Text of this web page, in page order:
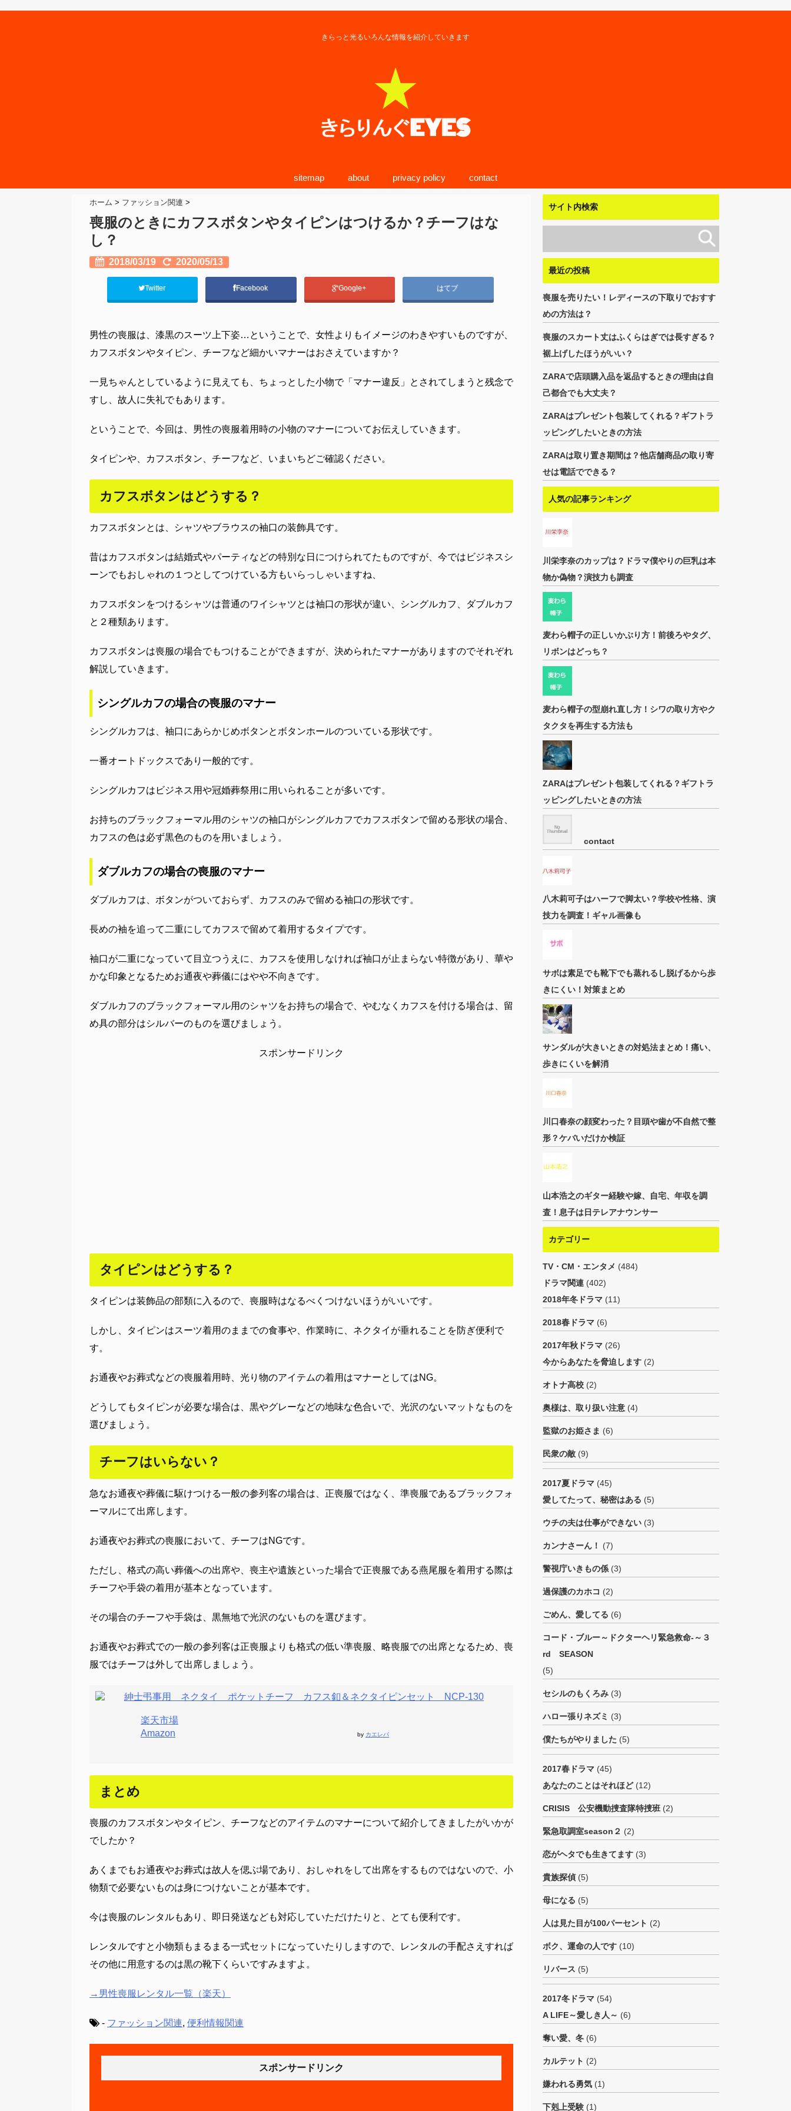
きらっと光るいろんな情報を紹介していきます
sitemap about privacy policy contact
ホーム > ファッション関連 >
喪服のときにカフスボタンやタイピンはつけるか？チーフはな
し？
2018/03/19 2020/05/13
Twitter Facebook Google+ はてブ
男性の喪服は、漆黒のスーツ上下姿…ということで、女性よりもイメージのわきやすいものですが、
カフスボタンやタイピン、チーフなど細かいマナーはおさえていますか？
一見ちゃんとしているように見えても、ちょっとした小物で「マナー違反」とされてしまうと残念で
すし、故人に失礼でもあります。
ということで、今回は、男性の喪服着用時の小物のマナーについてお伝えしていきます。
タイピンや、カフスボタン、チーフなど、いまいちどご確認ください。
カフスボタンはどうする？
カフスボタンとは、シャツやブラウスの袖口の装飾具です。
昔はカフスボタンは結婚式やパーティなどの特別な日につけられてたものですが、今ではビジネスシ
ーンでもおしゃれの１つとしてつけている方もいらっしゃいますね、
カフスボタンをつけるシャツは普通のワイシャツとは袖口の形状が違い、シングルカフ、ダブルカフ
と２種類あります。
カフスボタンは喪服の場合でもつけることができますが、決められたマナーがありますのでそれぞれ
解説していきます。
シングルカフの場合の喪服のマナー
シングルカフは、袖口にあらかじめボタンとボタンホールのついている形状です。
一番オートドックスであり一般的です。
シングルカフはビジネス用や冠婚葬祭用に用いられることが多いです。
お持ちのブラックフォーマル用のシャツの袖口がシングルカフでカフスボタンで留める形状の場合、
カフスの色は必ず黒色のものを用いましょう。
ダブルカフの場合の喪服のマナー
ダブルカフは、ボタンがついておらず、カフスのみで留める袖口の形状です。
長めの袖を追って二重にしてカフスで留めて着用するタイプです。
袖口が二重になっていて目立つうえに、カフスを使用しなければ袖口が止まらない特徴があり、華や
かな印象となるためお通夜や葬儀にはやや不向きです。
ダブルカフのブラックフォーマル用のシャツをお持ちの場合で、やむなくカフスを付ける場合は、留
め具の部分はシルバーのものを選びましょう。
スポンサードリンク
タイピンはどうする？
タイピンは装飾品の部類に入るので、喪服時はなるべくつけないほうがいいです。
しかし、タイピンはスーツ着用のままでの食事や、作業時に、ネクタイが垂れることを防ぎ便利で
す。
お通夜やお葬式などの喪服着用時、光り物のアイテムの着用はマナーとしてはNG。
どうしてもタイピンが必要な場合は、黒やグレーなどの地味な色合いで、光沢のないマットなものを
選びましょう。
チーフはいらない？
急なお通夜や葬儀に駆けつける一般の参列客の場合は、正喪服ではなく、準喪服であるブラックフォ
ーマルにて出席します。
お通夜やお葬式の喪服において、チーフはNGです。
ただし、格式の高い葬儀への出席や、喪主や遺族といった場合で正喪服である燕尾服を着用する際は
チーフや手袋の着用が基本となっています。
その場合のチーフや手袋は、黒無地で光沢のないものを選びます。
お通夜やお葬式での一般の参列客は正喪服よりも格式の低い準喪服、略喪服での出席となるため、喪
服ではチーフは外して出席しましょう。
紳士弔事用 ネクタイ ポケットチーフ カフス釦＆ネクタイピンセット NCP-130
楽天市場
Amazon
by カエレバ
まとめ
喪服のカフスボタンやタイピン、チーフなどのアイテムのマナーについて紹介してきましたがいかが
でしたか？
あくまでもお通夜やお葬式は故人を偲ぶ場であり、おしゃれをして出席をするものではないので、小
物類で必要ないものは身につけないことが基本です。
今は喪服のレンタルもあり、即日発送なども対応していただけたりと、とても便利です。
レンタルですと小物類もまるまる一式セットになっていたりしますので、レンタルの手配さえすれば
その他に用意するのは黒の靴下くらいですみますよ。
→男性喪服レンタル一覧（楽天）
- ファッション関連, 便利情報関連
スポンサードリンク
サイト内検索
最近の投稿
喪服を売りたい！レディースの下取りでおすす
めの方法は？
喪服のスカート丈はふくらはぎでは長すぎる？
裾上げしたほうがいい？
ZARAで店頭購入品を返品するときの理由は自
己都合でも大丈夫？
ZARAはプレゼント包装してくれる？ギフトラ
ッピングしたいときの方法
ZARAは取り置き期間は？他店舗商品の取り寄
せは電話でできる？
人気の記事ランキング
川栄李奈のカップは？ドラマ僕やりの巨乳は本
物か偽物？演技力も調査
麦わら帽子の正しいかぶり方！前後ろやタグ、
リボンはどっち？
麦わら帽子の型崩れ直し方！シワの取り方やク
タクタを再生する方法も
ZARAはプレゼント包装してくれる？ギフトラ
ッピングしたいときの方法
contact
八木莉可子はハーフで脚太い？学校や性格、演
技力を調査！ギャル画像も
サボは素足でも靴下でも蒸れるし脱げるから歩
きにくい！対策まとめ
サンダルが大きいときの対処法まとめ！痛い、
歩きにくいを解消
川口春奈の顔変わった？目頭や歯が不自然で整
形？ケバいだけか検証
山本浩之のギター経験や嫁、自宅、年収を調
査！息子は日テレアナウンサー
カテゴリー
TV・CM・エンタメ (484)
ドラマ関連 (402)
2018年冬ドラマ (11)
2018春ドラマ (6)
2017年秋ドラマ (26)
今からあなたを脅迫します (2)
オトナ高校 (2)
奥様は、取り扱い注意 (4)
監獄のお姫さま (6)
民衆の敵 (9)
2017夏ドラマ (45)
愛してたって、秘密はある (5)
ウチの夫は仕事ができない (3)
カンナさーん！ (7)
警視庁いきもの係 (3)
過保護のカホコ (2)
ごめん、愛してる (6)
コード・ブルー～ドクターヘリ緊急救命-～３
rd SEASON
(5)
セシルのもくろみ (3)
ハロー張りネズミ (3)
僕たちがやりました (5)
2017春ドラマ (45)
あなたのことはそれほど(12)
CRISIS 公安機動捜査隊特捜班 (2)
緊急取調室season２ (2)
恋がヘタでも生きてます (3)
貴族探偵 (5)
母になる (5)
人は見た目が100パーセント (2)
ボク、運命の人です (10)
リバース (5)
2017冬ドラマ (54)
A LIFE～愛しき人～ (6)
奪い愛、冬 (6)
カルテット (2)
嫌われる勇気 (1)
下剋上受験 (1)